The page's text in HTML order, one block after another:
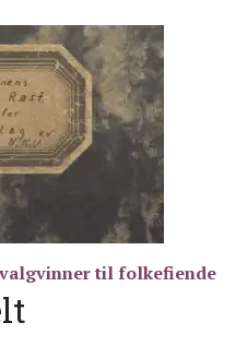
til folkefiende